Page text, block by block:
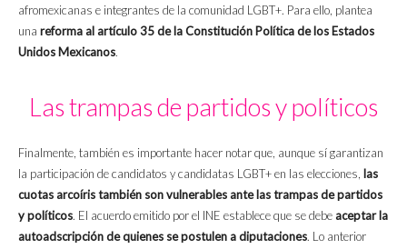
afromexicanas e integrantes de la comunidad LGBT+. Para ello, plantea
una reforma al artículo 35 de la Constitución Política de los Estados
Unidos Mexicanos.
Las trampas de partidos y políticos
Finalmente, también es importante hacer notar que, aunque sí garantizan
la participación de candidatos y candidatas LGBT+ en las elecciones, las
cuotas arcoíris también son vulnerables ante las trampas de partidos
y políticos. El acuerdo emitido por el INE establece que se debe aceptar la
autoadscripción de quienes se postulen a diputaciones. Lo anterior